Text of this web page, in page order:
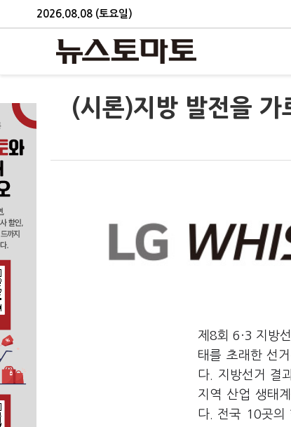
2026.08.08 (토요일)
(시론)지방 발전을 가
제8회 6·3 지방
태를 초래한 선
다. 지방선거 결
지역 산업 생태
다. 전국 10곳의